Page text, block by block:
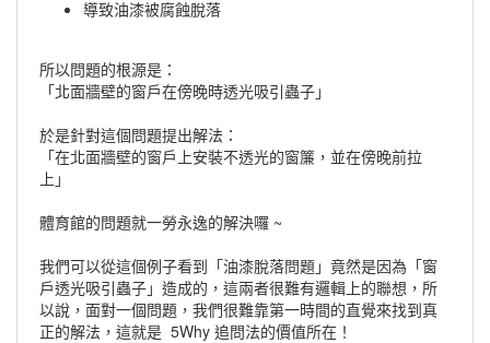
導致油漆被腐蝕脫落
所以問題的根源是：
「北面牆壁的窗戶在傍晚時透光吸引蟲子」
於是針對這個問題提出解法：
「在北面牆壁的窗戶上安裝不透光的窗簾，並在傍晚前拉
上」
體育館的問題就一勞永逸的解決囉 ~
我們可以從這個例子看到「油漆脫落問題」竟然是因為「窗
戶透光吸引蟲子」造成的，這兩者很難有邏輯上的聯想，所
以說，面對一個問題，我們很難靠第一時間的直覺來找到真
正的解法，這就是 5Why 追問法的價值所在！